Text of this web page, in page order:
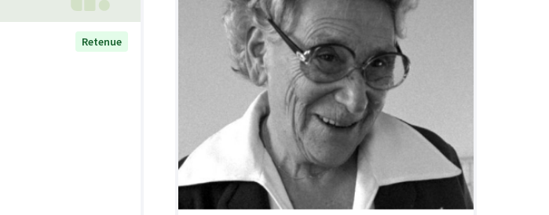
Retenue